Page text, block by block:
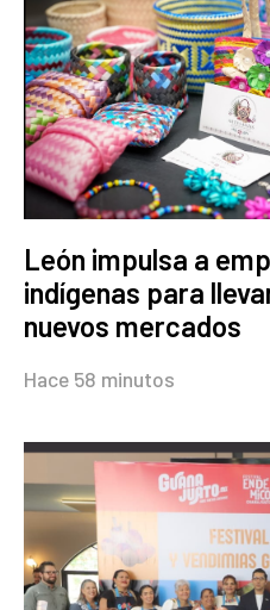
León impulsa a
indígenas para
nuevos mercados
Hace 58 minutos